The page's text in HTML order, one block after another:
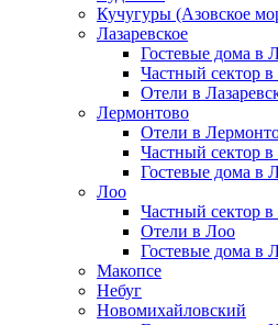
Кучугуры (Азовское
Лазаревское
Гостевые дома в
Частный сектор в
Отели в
Лермонтово
Отели в
Частный сектор
Гостевые дома в
Лоо
Частный сектор
Отели в Лоо
Гостевые дома в
Макопсе
Небуг
Новомихайловский